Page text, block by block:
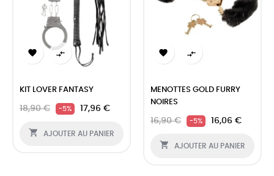
 
KIT LOVER FANTASY
18,90 € -5% 17,96 €
 AJOUTER AU PANIER
 
MENOTTES GOLD FURRY
NOIRES
16,90 € -5% 16,06 €
 AJOUTER AU PANIER